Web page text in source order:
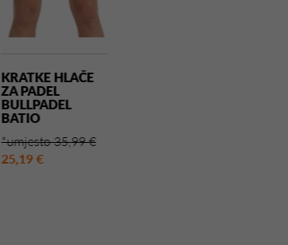
KRATKE HLAČE
ZA PADEL
BULLPADEL
BATIO
*umjesto 35,99 €
25,19 €